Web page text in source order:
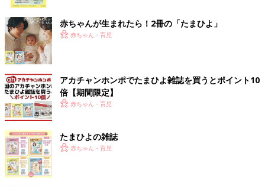
自宅ですやすや眠る長男。生後2カ月ごろ。
赤ちゃんが生まれたら！2冊の「たまひよ」
赤ちゃん・育児
アカチャンホンポでたまひよ雑誌を買うとポイント10
倍【期間限定】
赤ちゃん・育児
たまひよの雑誌
赤ちゃん・育児